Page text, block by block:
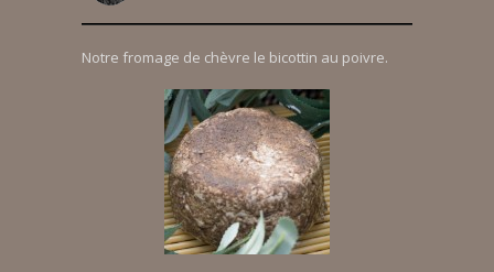
Notre fromage de chèvre le bicottin au poivre.